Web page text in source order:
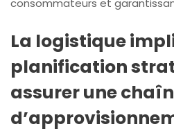
consommateurs et
La logistique
planification
assurer une